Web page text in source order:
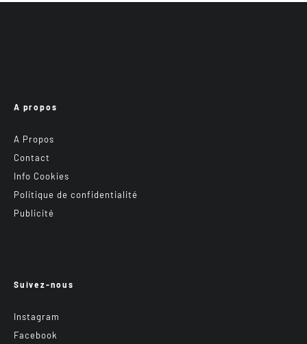
A propos
A Propos
Contact
Info Cookies
Politique de confidentialité
Publicité
Suivez-nous
Instagram
Facebook